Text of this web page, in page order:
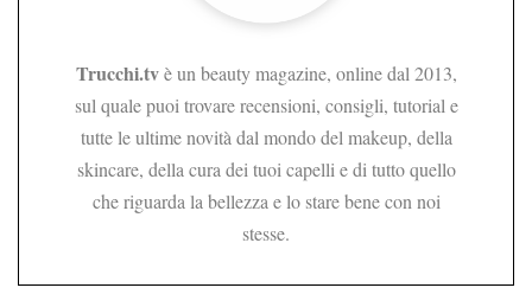
Trucchi.tvè un beauty magazine, online dal 2013,
sul quale puoi trovare recensioni, consigli, tutorial e
tutte le ultime novità dal mondo del makeup, della
skincare, della cura dei tuoi capelli e di tutto quello
che riguarda la bellezza e lo stare bene con noi
stesse.